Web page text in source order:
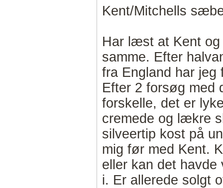
Kent/Mitchells
Har læst at Kent
samme. Efter
fra England har jeg
Efter 2 forsøg med
forskelle, det er
cremede og lækre
silveertip kost på
mig før med Kent.
eller kan det
i. Er allerede solgt